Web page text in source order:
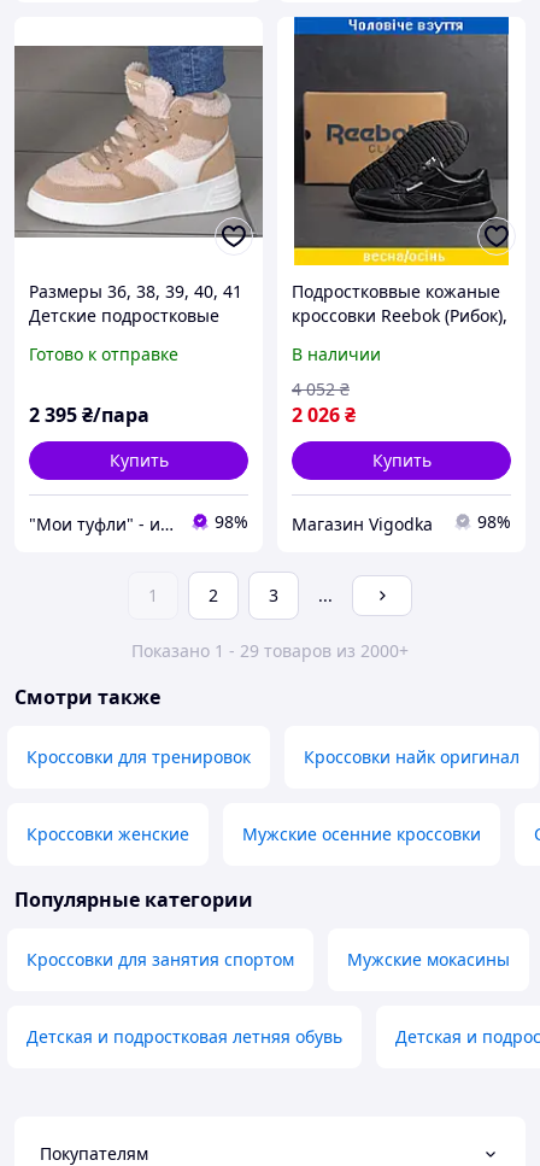
Размеры 36, 38, 39, 40, 41
Детские подростковые
кроссовки Restime, на
Готово к отправке
2 395₴/пара
Купить
"Мои туфли" - интернет магазин обуви на все случаи жизни. 98%
Подростковвые кожаные
кроссовки Reebok (Рибок),
черные, кеды. Мужская
обувь
В наличии
2 026₴
4 052 ₴
Купить
Магазин Vigodka 98%
1 2 3 ...
Показано 1 - 29 товаров из 2000+
Смотри также
Кроссовки для тренировок Кроссовки найк оригинал
Кроссовки женские Мужские осенние кроссовки
Популярные категории
Кроссовки для занятия спортом Мужские мокасины
Детская и подростковая летняя обувь Детская и
Покупателям